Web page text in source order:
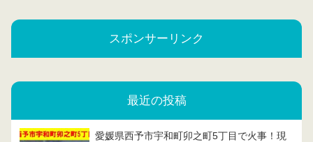
スポンサーリンク
最近の投稿
愛媛県西予市宇和町卯之町5丁目で火事！現